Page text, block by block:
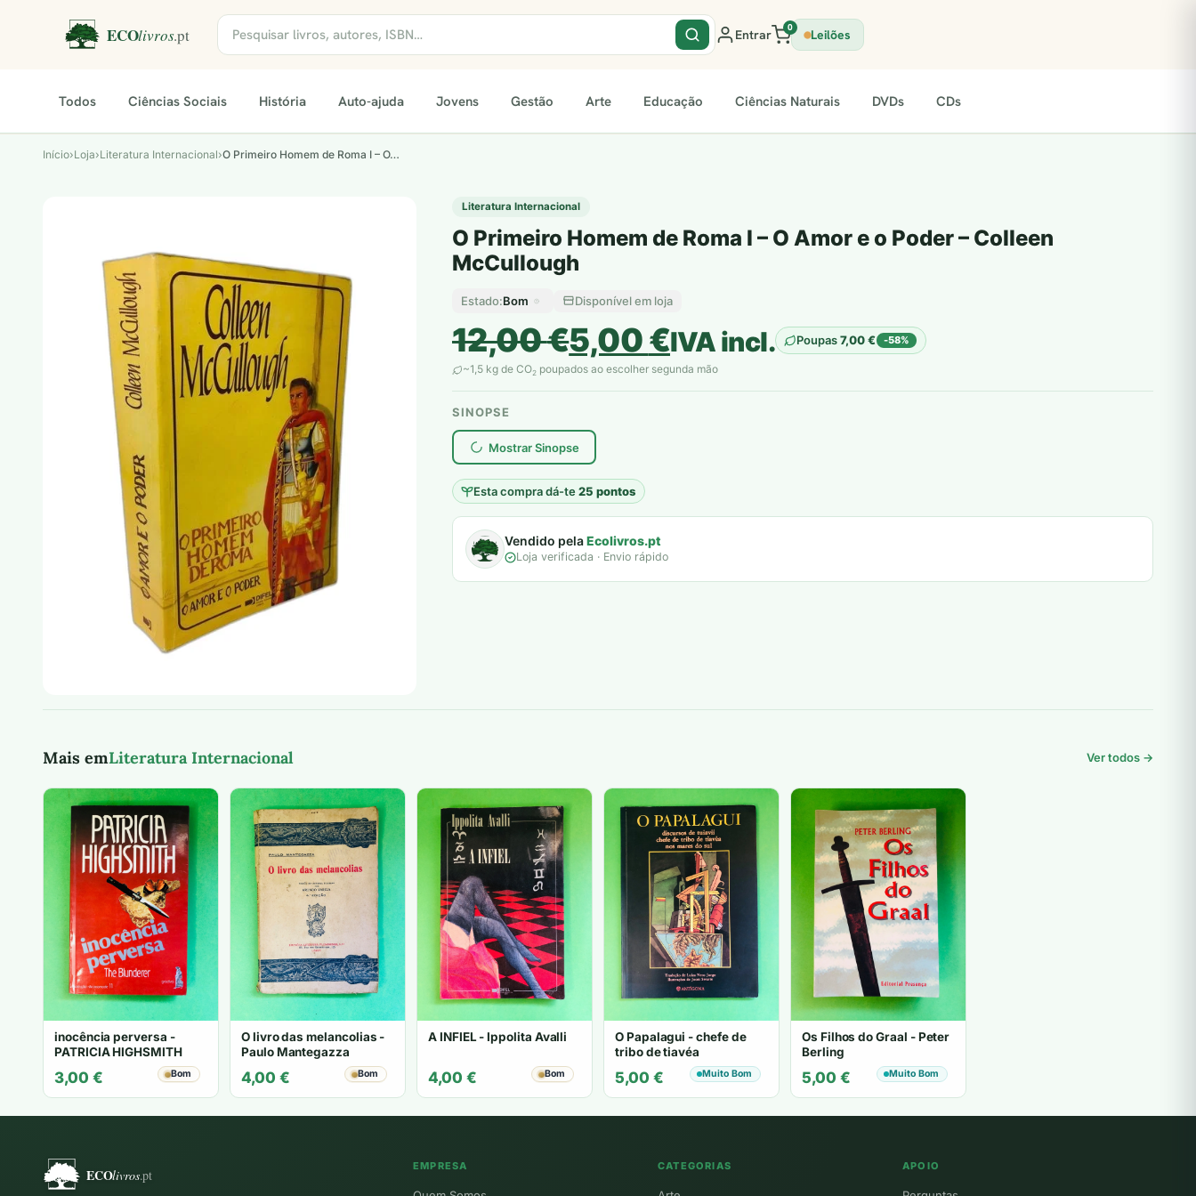
Entrar 0 Leilões
Todos Ciências Sociais História Auto-ajuda Jovens Gestão Arte Educação Ciências Naturais DVDs CDs
Início›Loja›Literatura Internacional›O Primeiro Homem de Roma I – O…
Literatura Internacional
O Primeiro Homem de Roma I – O Amor e o Poder – Colleen
McCullough
Estado:Bom Disponível em loja
12,00€
O
preço
original
era:
12,00 €.
5,00€
O
preço
atual
é:
5,00 €.
IVA incl. Poupas7,00€ -58%
~1,5 kg de CO2 poupados ao escolher segunda mão
SINOPSE
Mostrar Sinopse
Esta compra dá-te25 pontos
plantar árvores reais
Vendido pelaEcolivros.pt
Loja verificada · Envio rápido
Mais emLiteratura Internacional Ver todos →
inocência perversa -
PATRICIA HIGHSMITH
3,00 € Bom
O livro das melancolias -
Paulo Mantegazza
4,00 € Bom
A INFIEL - Ippolita Avalli
4,00 € Bom
O Papalagui - chefe de
tribo de tiavéa
5,00 € Muito Bom
Os Filhos do Graal - Peter
Berling
5,00 € Muito Bom
EMPRESA CATEGORIAS APOIO